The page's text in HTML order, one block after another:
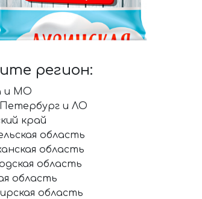
регион:
и МО
и ЛО
край
область
область
область
область
область